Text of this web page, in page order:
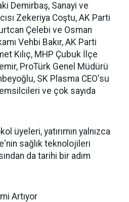
Demirbaş, Sanayi ve
Zekeriya Coştu, AK Parti
Çelebi ve Osman
Vehbi Bakır, AK Parti
Kılıç, MHP Çubuk İlçe
ProTürk Genel Müdürü
SK Plasma CEO'su
ve çok sayıda
üyeleri, yatırımın yalnızca
sağlık teknolojileri
da tarihi bir adım
Artıyor